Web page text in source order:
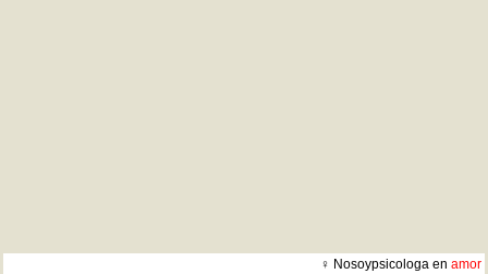
♀ Nosoypsicologa en amor